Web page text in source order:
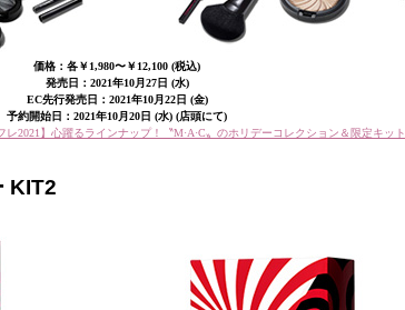
価格：各￥1,980〜￥12,100 (税込)
発売日：2021年10月27日 (水)
EC先行発売日：2021年10月22日 (金)
予約開始日：2021年10月20日 (水) (店頭にて)
レ2021】心躍るラインナップ！〝M·A·C〟のホリデーコレクション＆限定キット
KIT2